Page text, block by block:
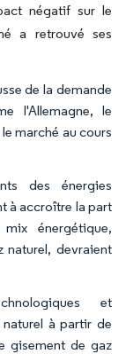
négatif sur le
a retrouvé ses
de la demande
l'Allemagne, le
marché au cours
des énergies
à accroître la part
énergétique,
naturel, devraient
et
à partir de
gisement de gaz